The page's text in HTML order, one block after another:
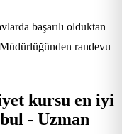
başarılı olduktan
randevu